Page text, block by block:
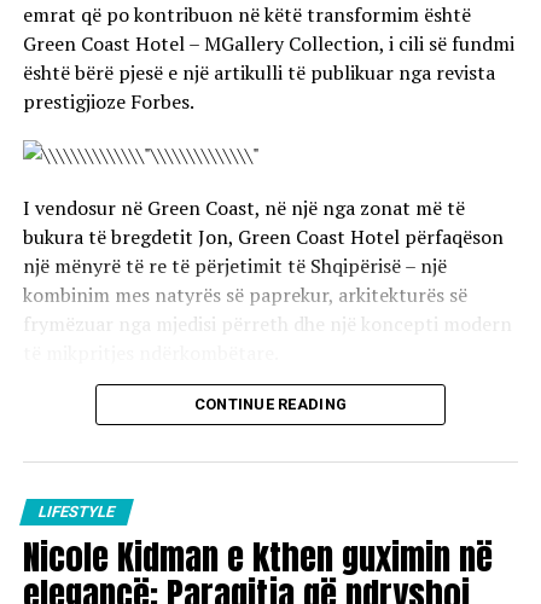
emrat që po kontribuon në këtë transformim është
Green Coast Hotel – MGallery Collection, i cili së fundmi
është bërë pjesë e një artikulli të publikuar nga revista
prestigjioze Forbes.
I vendosur në Green Coast, në një nga zonat më të
bukura të bregdetit Jon, Green Coast Hotel përfaqëson
një mënyrë të re të përjetimit të Shqipërisë – një
kombinim mes natyrës së paprekur, arkitekturës së
frymëzuar nga mjedisi përreth dhe një koncepti modern
Artikulli i Forbes sjell në vëmendje bukurinë e Rivierës
një sekret i ruajtur i Mesdheut dhe që sot po zbulohet
nga turistët që kërkojnë eksperienca autentike, qetësi
dhe lidhje më të afërt me natyrën.
CONTINUE READING
LIFESTYLE
Nicole Kidman e kthen guximin në